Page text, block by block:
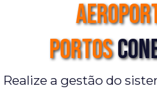
portos
Realize a gestão do